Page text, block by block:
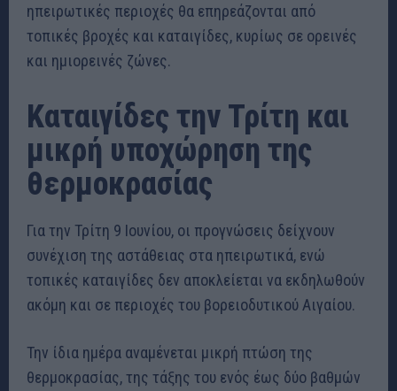
ηπειρωτικές περιοχές θα επηρεάζονται από
τοπικές βροχές και καταιγίδες, κυρίως σε ορεινές
και ημιορεινές ζώνες.
Καταιγίδες την Τρίτη και
μικρή υποχώρηση της
θερμοκρασίας
Για την Τρίτη 9 Ιουνίου, οι προγνώσεις δείχνουν
συνέχιση της αστάθειας στα ηπειρωτικά, ενώ
τοπικές καταιγίδες δεν αποκλείεται να εκδηλωθούν
ακόμη και σε περιοχές του βορειοδυτικού Αιγαίου.
Την ίδια ημέρα αναμένεται μικρή πτώση της
θερμοκρασίας, της τάξης του ενός έως δύο βαθμών